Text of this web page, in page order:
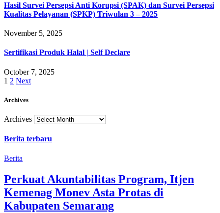
Hasil Survei Persepsi Anti Korupsi (SPAK) dan Survei Persepsi
Kualitas Pelayanan (SPKP) Triwulan 3 – 2025
November 5, 2025
Sertifikasi Produk Halal | Self Declare
October 7, 2025
1 2 Next
Archives
Archives
Berita terbaru
Berita
Perkuat Akuntabilitas Program, Itjen
Kemenag Monev Asta Protas di
Kabupaten Semarang